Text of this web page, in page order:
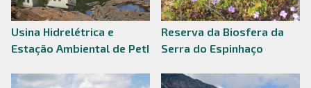
Usina Hidrelétrica e
Estação Ambiental de PetI
Reserva da Biosfera da
Serra do Espinhaço